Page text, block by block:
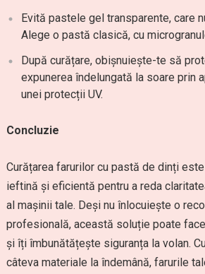
Evită pastele gel transparente, care
Alege o pastă clasică, cu
După curățare, obișnuiește-te să
expunerea îndelungată la soare prin
unei protecții UV.
Concluzie
Curățarea farurilor cu pastă de dinți
ieftină și eficientă pentru a reda
al mașinii tale. Deși nu înlocuiește o
profesională, această soluție poate
și îți îmbunătățește siguranța la volan.
câteva materiale la îndemână, farurile